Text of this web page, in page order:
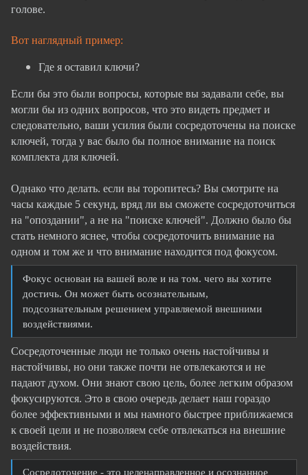
голове.
Вот наглядный пример:
Где я оставил ключи?
Если бы это были вопросы, которые вы задавали себе, вы
могли бы из одних вопросов, что это видеть предмет и
следовательно, ваши усилия были сосредоточены на поиске
ключей, тогда у вас было бы полное внимание на поиск
комплекта для ключей.
Однако что делать. если вы торопитесь? Вы смотрите на
часы каждые 5 секунд, вряд ли вы сможете сосредоточиться
на "опоздании", а не на "поиске ключей". Должно было бы
стать немного яснее, чтобы сосредоточить внимание на
одном и том же и что внимание находится под фокусом.
Фокус основан на вашей воле и на том. чего вы хотите
достичь. Он может быть осознательным,
подсознательным решением управляемой внешними
воздействиями.
Сосредоточенные люди не только очень настойчивы и
настойчивы, но они также почти не отвлекаются и не
падают духом. Они знают свою цель, более легким образом
фокусируются. Это в свою очередь делает наш гораздо
более эффективными и мы намного быстрее приближаемся
к своей цели и не позволяем себе отвлекаться на внешние
воздействия.
Сосредоточение - это целенаправленное и осознанное